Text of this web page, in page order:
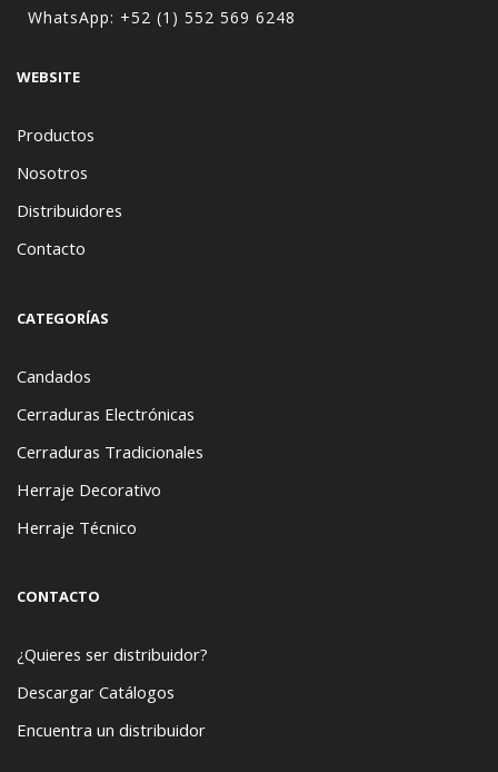
WhatsApp: +52 (1) 552 569 6248
WEBSITE
Productos
Nosotros
Distribuidores
Contacto
CATEGORÍAS
Candados
Cerraduras Electrónicas
Cerraduras Tradicionales
Herraje Decorativo
Herraje Técnico
CONTACTO
¿Quieres ser distribuidor?
Descargar Catálogos
Encuentra un distribuidor